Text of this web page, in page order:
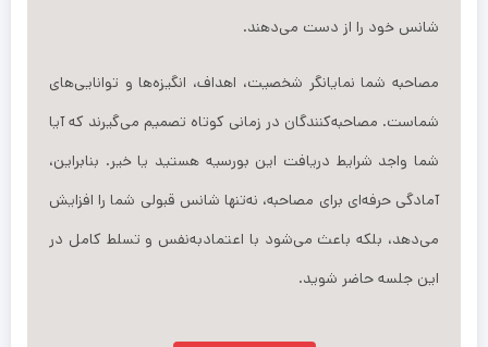
شانس خود را از دست می‌دهند.
مصاحبه شما نمایانگر شخصیت، اهداف، انگیزه‌ها و توانایی‌های
شماست. مصاحبه‌کنندگان در زمانی کوتاه تصمیم می‌گیرند که آیا
شما واجد شرایط دریافت این بورسیه هستید یا خیر. بنابراین،
آمادگی حرفه‌ای برای مصاحبه، نه‌تنها شانس قبولی شما را افزایش
می‌دهد، بلکه باعث می‌شود با اعتمادبه‌نفس و تسلط کامل در
این جلسه حاضر شوید.